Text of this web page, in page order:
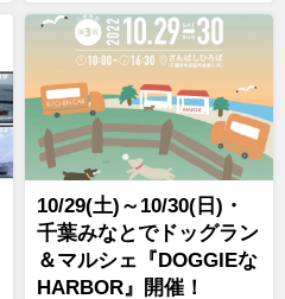
10/29(土)～10/30(日)・
千葉みなとでドッグラン
＆マルシェ『DOGGIEな
HARBOR』開催！